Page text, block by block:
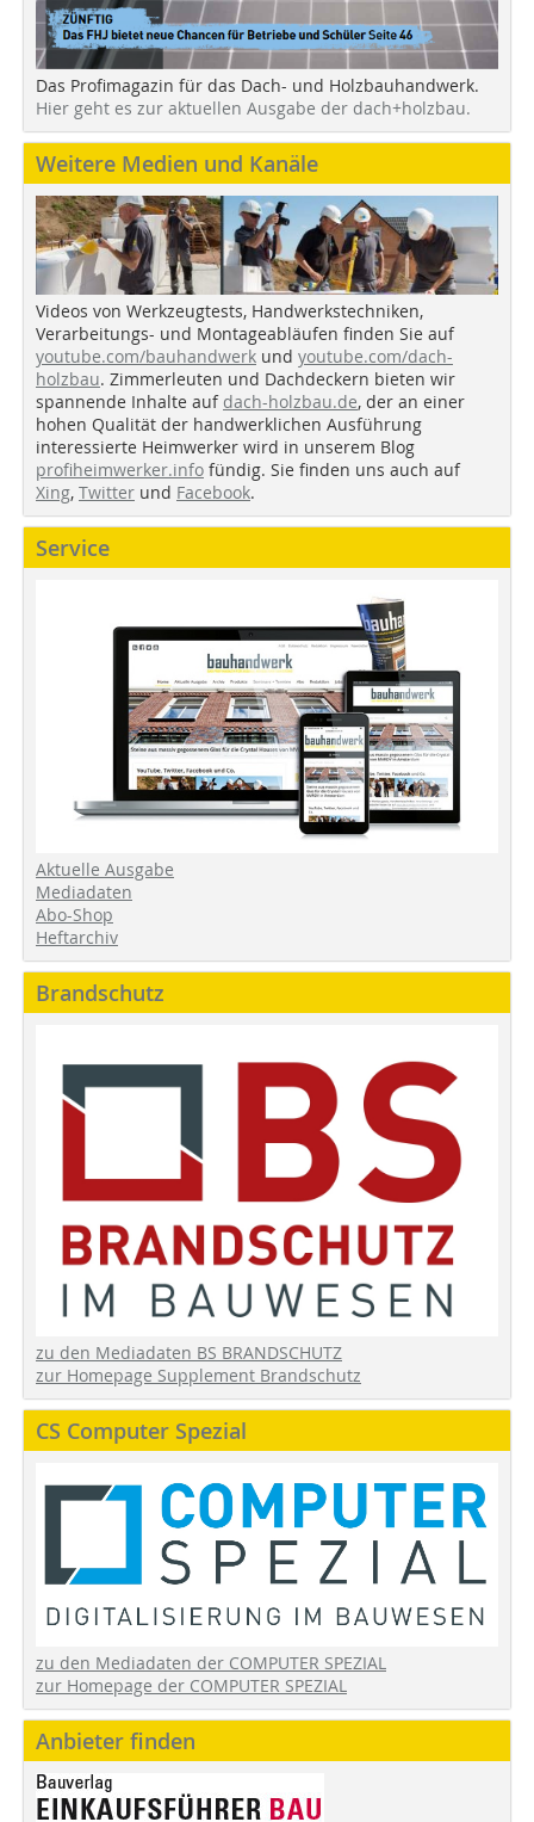
Das Profimagazin für das Dach- und Holzbauhandwerk.
Hier geht es zur aktuellen Ausgabe der dach+holzbau.
Weitere Medien und Kanäle
Videos von Werkzeugtests, Handwerkstechniken,
Verarbeitungs- und Montageabläufen finden Sie auf
youtube.com/bauhandwerk und youtube.com/dach-
holzbau. Zimmerleuten und Dachdeckern bieten wir
spannende Inhalte auf dach-holzbau.de, der an einer
hohen Qualität der handwerklichen Ausführung
interessierte Heimwerker wird in unserem Blog
profiheimwerker.info fündig. Sie finden uns auch auf
Xing, Twitter und Facebook.
Service
Aktuelle Ausgabe
Mediadaten
Abo-Shop
Heftarchiv
Brandschutz
zu den Mediadaten BS BRANDSCHUTZ
zur Homepage Supplement Brandschutz
CS Computer Spezial
zu den Mediadaten der COMPUTER SPEZIAL
zur Homepage der COMPUTER SPEZIAL
Anbieter finden